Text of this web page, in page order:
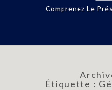
Comprenez Le
Étiquette :